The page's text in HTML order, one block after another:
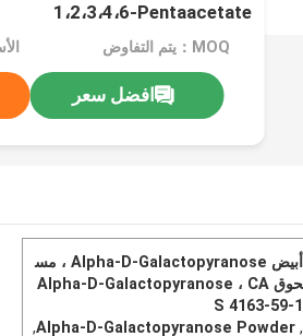
1،2،3،4،6-Pentaacetate
MOQ：يتم التفاوض
افضل سعر
أبيض Alpha-D-Galactopyranose ، مس
حوق Alpha-D-Galactopyranose ، CA
S 4163-59-1
,
Alpha-D-Galactopyranose Powder
,